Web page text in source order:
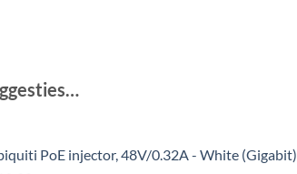
PoE injector, 48V/0.32A - White (Gigabit)